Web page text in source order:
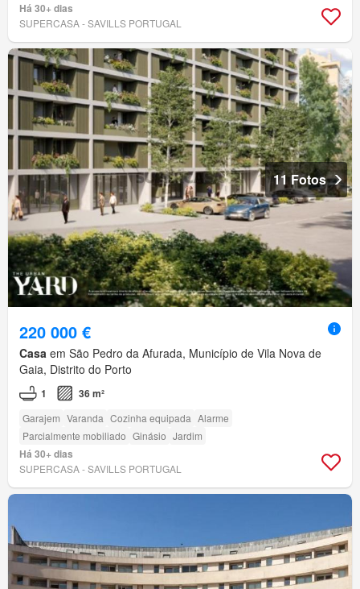
Há 30+ dias
SUPERCASA - SAVILLS PORTUGAL
11 Fotos
220 000 €
Casa em São Pedro da Afurada, Município de Vila Nova de
Gaia, Distrito do Porto
1 36 m²
Garajem Varanda Cozinha equipada Alarme
Parcialmente mobiliado Ginásio Jardim
Há 30+ dias
SUPERCASA - SAVILLS PORTUGAL